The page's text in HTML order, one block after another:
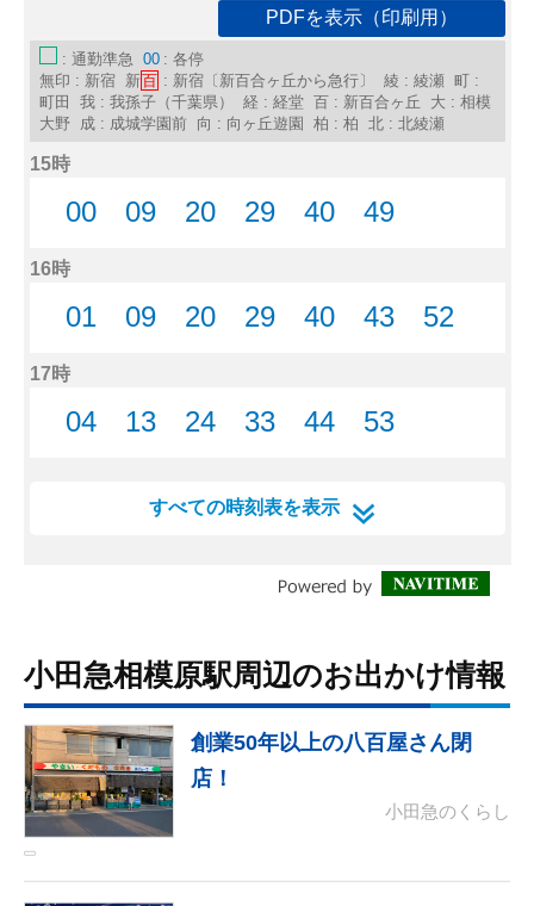
小田急相模原駅周辺のお出かけ情報
創業50年以上の八百屋さん閉
店！
小田急のくらし